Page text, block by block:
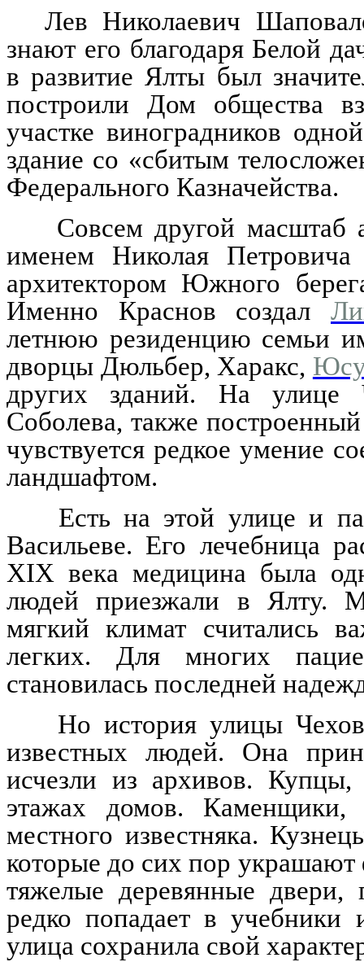
Лев Николаевич
знают его благодаря Белой
в развитие Ялты был
построили Дом общества
участке виноградников
здание со «сбитым
Федерального Казначейства.
Совсем другой масштаб
именем Николая
архитектором Южного
Именно Краснов создал
летнюю резиденцию семьи
дворцы Дюльбер, Харакс,
других зданий. На улице
Соболева, также
чувствуется редкое умение
ландшафтом.
Есть на этой улице и
Васильеве. Его лечебница
XIX века медицина была
людей приезжали в Ялту.
мягкий климат считались
легких. Для многих
становилась последней
Но история улицы
известных людей. Она
исчезли из архивов.
этажах домов.
местного известняка.
которые до сих пор
тяжелые деревянные
редко попадает в
улица сохранила свой